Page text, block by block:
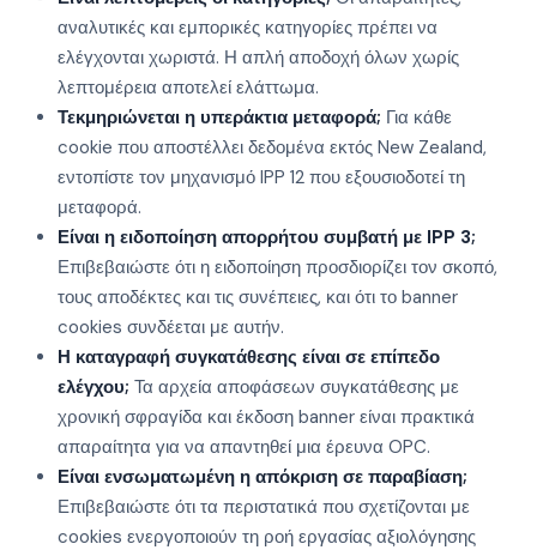
αναλυτικές και εμπορικές κατηγορίες πρέπει να
ελέγχονται χωριστά. Η απλή αποδοχή όλων χωρίς
λεπτομέρεια αποτελεί ελάττωμα.
Τεκμηριώνεται η υπεράκτια μεταφορά; Για κάθε
cookie που αποστέλλει δεδομένα εκτός New Zealand,
εντοπίστε τον μηχανισμό IPP 12 που εξουσιοδοτεί τη
μεταφορά.
Είναι η ειδοποίηση απορρήτου συμβατή με IPP 3;
Επιβεβαιώστε ότι η ειδοποίηση προσδιορίζει τον σκοπό,
τους αποδέκτες και τις συνέπειες, και ότι το banner
cookies συνδέεται με αυτήν.
Η καταγραφή συγκατάθεσης είναι σε επίπεδο
ελέγχου; Τα αρχεία αποφάσεων συγκατάθεσης με
χρονική σφραγίδα και έκδοση banner είναι πρακτικά
απαραίτητα για να απαντηθεί μια έρευνα OPC.
Είναι ενσωματωμένη η απόκριση σε παραβίαση;
Επιβεβαιώστε ότι τα περιστατικά που σχετίζονται με
cookies ενεργοποιούν τη ροή εργασίας αξιολόγησης